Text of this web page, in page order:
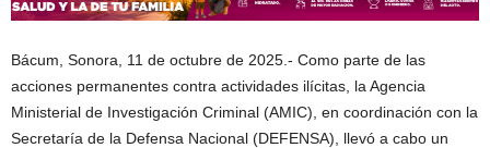
Bácum, Sonora, 11 de octubre de 2025.- Como parte de las
acciones permanentes contra actividades ilícitas, la Agencia
Ministerial de Investigación Criminal (AMIC), en coordinación con la
Secretaría de la Defensa Nacional (DEFENSA), llevó a cabo un